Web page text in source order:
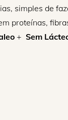
simples de
proteínas,
+ Sem